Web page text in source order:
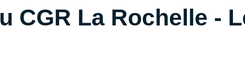
CGR La Rochelle -